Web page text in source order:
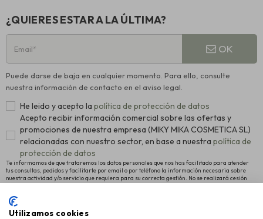
¿QUIERES ESTAR A LA ÚLTIMA?
OK
Puede darse de baja en cualquier momento. Para ello, consulte
nuestra información de contacto en el aviso legal.
He leido y acepto la política de protección de datos
Acepto recibir información comercial sobre las ofertas y
promociones de nuestra empresa (MIKY MIKA COSMETICA SL)
relacionadas con nuestro sector, en base a nuestra política de
protección de datos
Te informamos de que trataremos los datos personales que nos has facilitado para atender
tus consultas, pedidos y facilitarte por email o por teléfono la información necesaria sobre
nuestra actividad y/o servicio que requiera para su correcta gestión. No se realizará cesión
alguna a terceros. La legitimación para el tratamiento es el consentimiento manifestado para
novedades. Para más información y conocer cómo ejercitar tus derechos de acceso,
rectificación y supresión, así como otros, pulsa
Utilizamos cookies